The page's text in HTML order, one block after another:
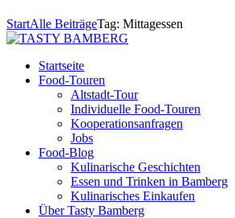
StartAlle BeiträgeTag: Mittagessen
Startseite
Food-Touren
Altstadt-Tour
Individuelle Food-Touren
Kooperationsanfragen
Jobs
Food-Blog
Kulinarische Geschichten
Essen und Trinken in Bamberg
Kulinarisches Einkaufen
Über Tasty Bamberg